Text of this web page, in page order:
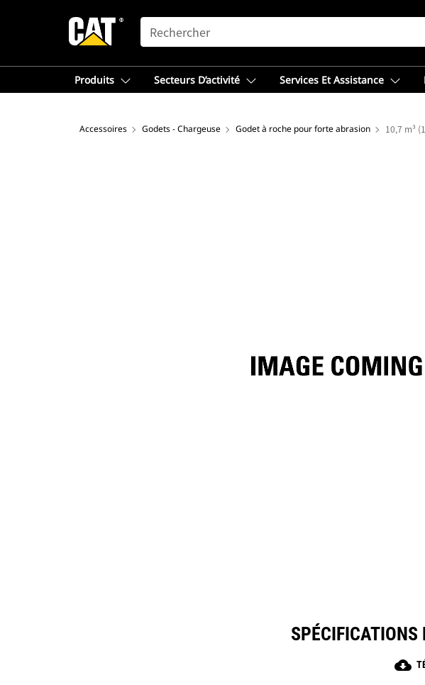
SEARCH
Produits Secteurs D’activité Services Et Assistance
Accessoires Godets - Chargeuse Godet à roche pour forte abrasion 10,7 m³
SPÉCIFICATIONS
cloud_download